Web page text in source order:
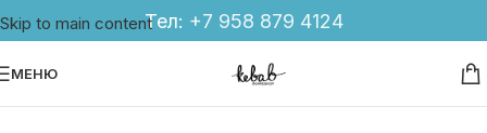
Skip to main contentТел: +7 958 879 4124
МЕНЮ